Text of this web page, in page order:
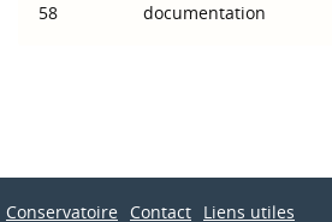
58
documentation
Conservatoire Contact Liens utiles